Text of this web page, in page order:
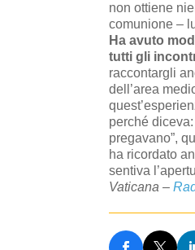
non ottiene
comunione –
Ha avuto
tutti gli
raccontargli
dell’area
perché
pregavano”,
ha ricordato
sentiva
Vaticana –